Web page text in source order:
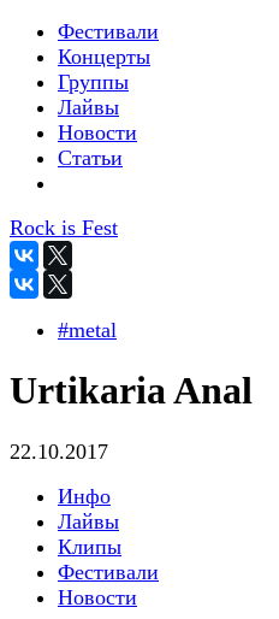
Фестивали
Концерты
Группы
Лайвы
Новости
Статьи
Rock is Fest
#metal
Urtikaria Anal
22.10.2017
Инфо
Лайвы
Клипы
Фестивали
Новости